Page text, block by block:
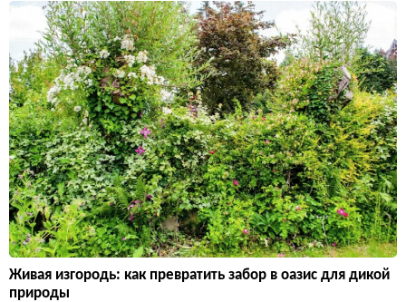
Живая изгородь: как превратить забор в оазис для дикой
природы